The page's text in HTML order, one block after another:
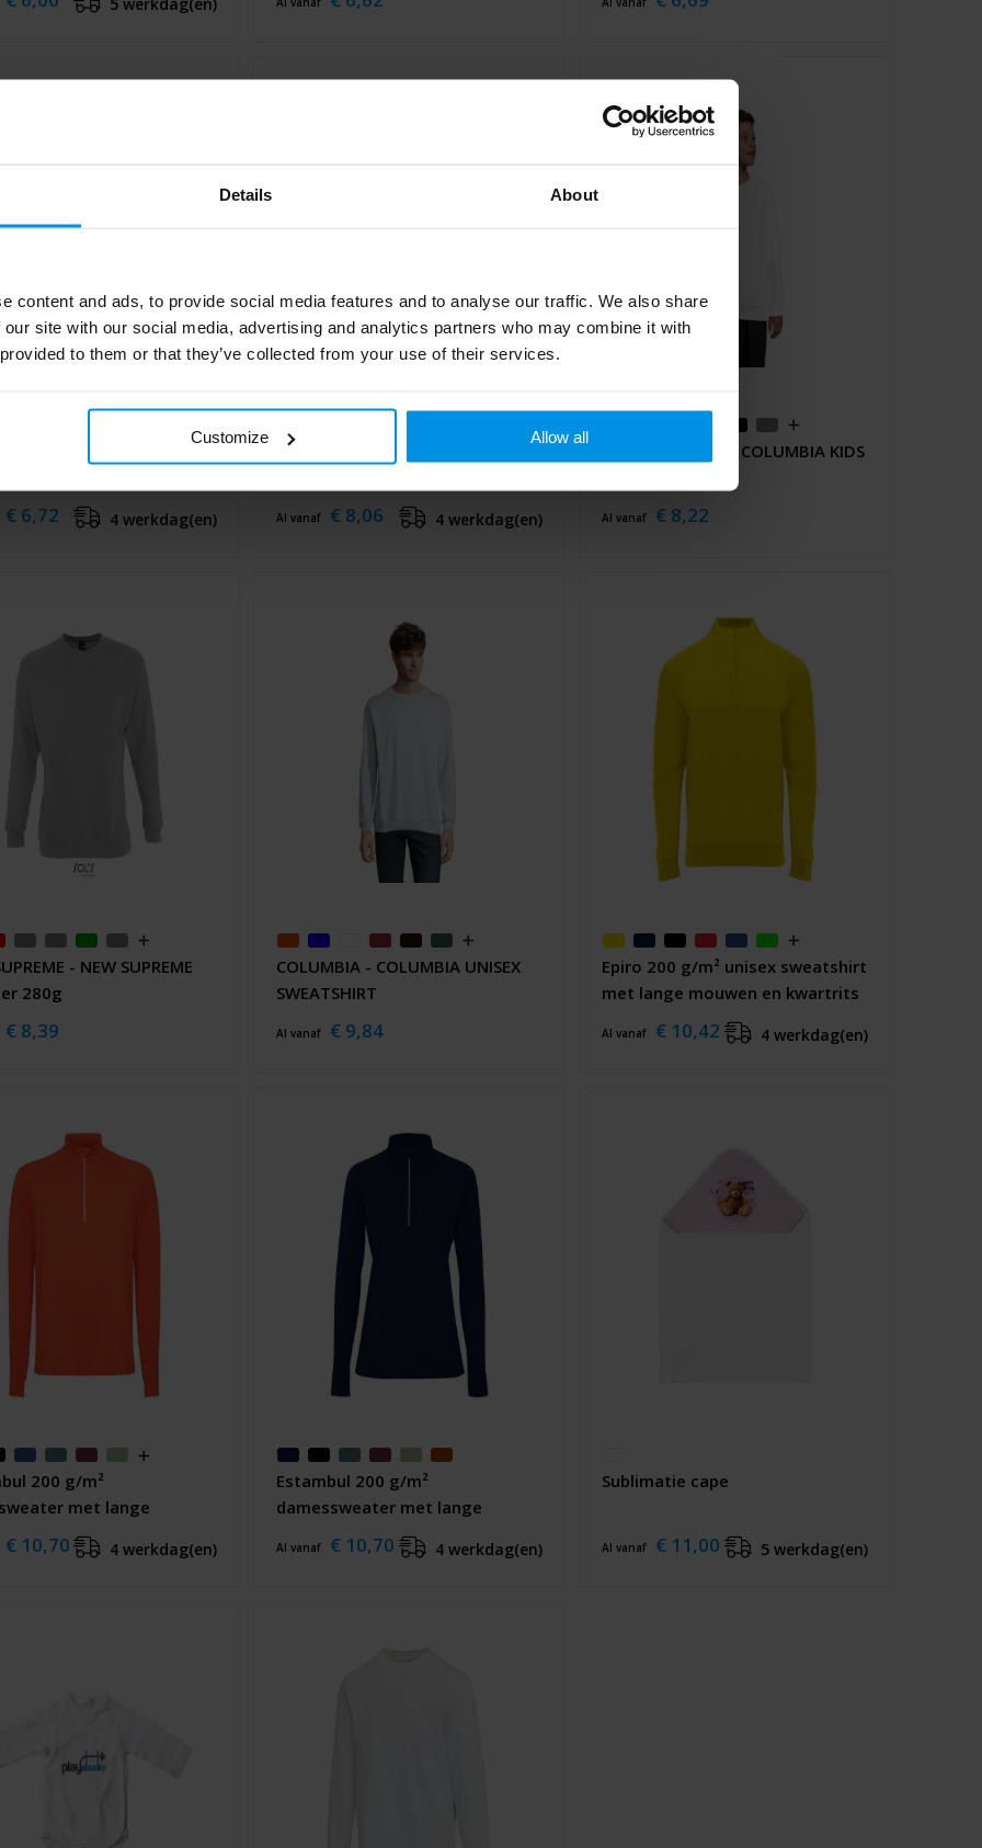
Details About
content and ads, to provide social media features and to analyse our traffic. We also share
site with our social media, advertising and analytics partners who may combine it with
to them or that they’ve collected from your use of their services.
Customize Allow all
280 g/m² kindertrui met
€ 6,72 4 werkdag(en)
Clasica 280 g/m² unisex trui met
Al vanaf € 8,06 4 werkdag(en)
COLUMBIA KIDS - COLUMBIA KIDS
Al vanaf € 8,22
- NEW SUPREME
280g
€ 8,39
COLUMBIA - COLUMBIA UNISEX
SWEATSHIRT
Al vanaf € 9,84
Epiro 200 g/m² unisex sweatshirt
met lange mouwen en kwartrits
Al vanaf € 10,42 4 werkdag(en)
200 g/m²
met lange
en halve rits
€ 10,70 4 werkdag(en)
Estambul 200 g/m²
damessweater met lange
mouwen en halve rits
Al vanaf € 10,70 4 werkdag(en)
Sublimatie cape
Al vanaf € 11,00 5 werkdag(en)